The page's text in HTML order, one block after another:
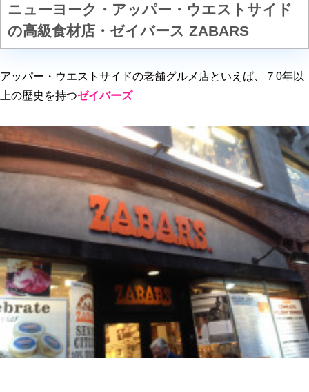
ニューヨーク・アッパー・ウエストサイド
の高級食材店・ゼイバース ZABARS
アッパー・ウエストサイドの老舗グルメ店といえば、７0年以
上の歴史を持つゼイバーズ